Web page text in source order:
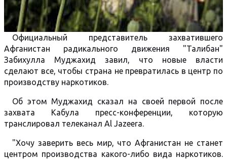
Официальный представитель захватившего
Афганистан радикального движения "Талибан"
Забихулла Муджахид завил, что новые власти
сделают все, чтобы страна не превратилась в центр по
производству наркотиков.
Об этом Муджахид сказал на своей первой после
захвата Кабула пресс-конференции, которую
транслировал телеканал Al Jazeera.
"Хочу заверить весь мир, что Афганистан не станет
центром производства какого-либо вида наркотиков.